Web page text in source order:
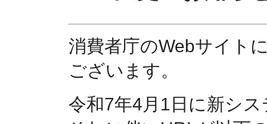
消費者庁のWebサイト
ございます。
令和7年4月1日に新シ